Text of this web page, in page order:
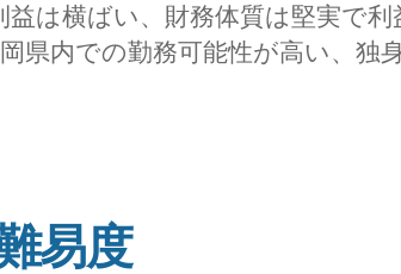
益は横ばい、財務体質は堅実で
県内での勤務可能性が高い、独
易度